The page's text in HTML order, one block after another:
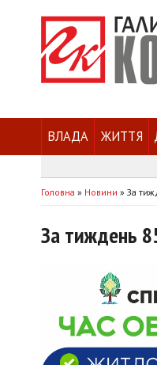
ВЛАДА ЖИТТЯ
Головна » Новини » За
За тиждень